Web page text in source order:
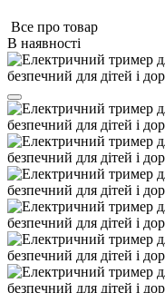
Все про товар
В наявності